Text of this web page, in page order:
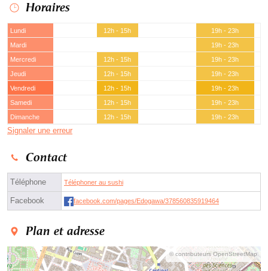
Horaires
Lundi 12h - 15h
19h - 23h
Mardi
19h - 23h
Mercredi
12h - 15h
19h - 23h
Jeudi
12h - 15h
19h - 23h
Vendredi
12h - 15h
19h - 23h
Samedi
12h - 15h
19h - 23h
Dimanche
12h - 15h 19h - 23h
Signaler une erreur
Contact
Téléphone Téléphoner au sushi
Facebook facebook.com/pages/Edogawa/378560835919464
Plan et adresse
© contributeurs OpenStreetMap